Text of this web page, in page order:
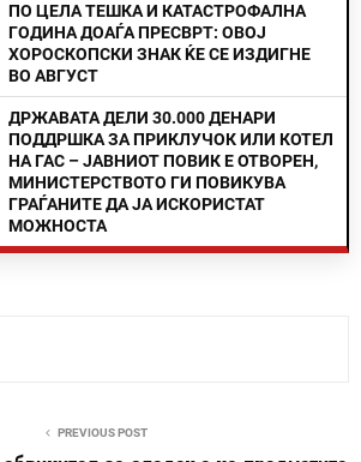
ПО ЦЕЛА ТЕШКА И КАТАСТРОФАЛНА
ГОДИНА ДОАЃА ПРЕСВРТ: ОВОЈ
ХОРОСКОПСКИ ЗНАК ЌЕ СЕ ИЗДИГНЕ
ВО АВГУСТ
ДРЖАВАТА ДЕЛИ 30.000 ДЕНАРИ
ПОДДРШКА ЗА ПРИКЛУЧОК ИЛИ КОТЕЛ
НА ГАС – ЈАВНИОТ ПОВИК Е ОТВОРЕН,
МИНИСТЕРСТВОТО ГИ ПОВИКУВА
ГРАЃАНИТЕ ДА ЈА ИСКОРИСТАТ
МОЖНОСТА
PREVIOUS POST